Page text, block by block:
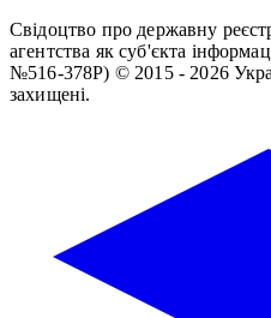
Свідоцтво про державну
агентства як суб'єкта
№516-378Р) © 2015 - 2026
захищені.